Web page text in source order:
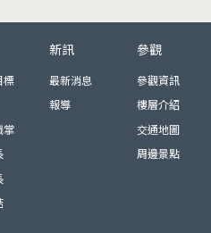
單
標
掌
新訊
最新消息
報導
參觀
參觀資訊
樓層介紹
交通地圖
周邊景點